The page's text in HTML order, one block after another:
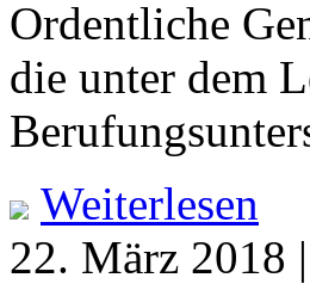
Ordentliche
die unter dem
Weiterlesen
22. März 2018